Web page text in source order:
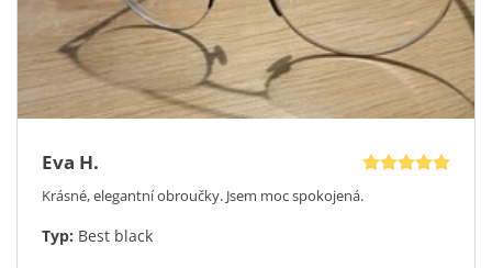
Tmavě modrá / Fialová – Pro ženu, která se nebojí barvy
Černá / Bílá – Pro ženu, která ví, že klasika nikdy nevyjde z
Beige / Stříbrná – Pro ženu, která miluje jemnost a
sofistikovanost
potřebujete vidět jasně, ostře a pohodlně – celý den, každý
den.
Proto jsou Icona Baradero navrženy tak, aby přijaly prakticky
jakýkoli typ dioptrických čoček:
Eva H.
Krásné, elegantní obroučky. Jsem moc spokojená.
Typ: Best black